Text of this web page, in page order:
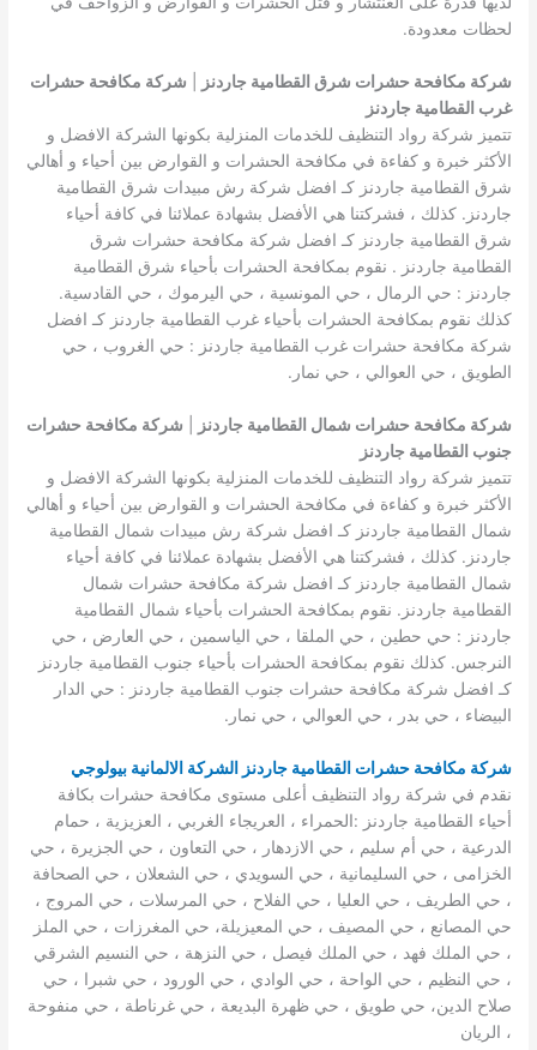
لحظات معدودة.
شركة مكافحة حشرات شرق القطامية جاردنز
شركة مكافحة حشرات
غرب القطامية جاردنز
تتميز شركة رواد التنظيف للخدمات المنزلية بكونها الشركة الافضل و
الأكثر خبرة و كفاءة في مكافحة الحشرات و القوارض بين أحياء و أهالي
شرق القطامية جاردنز كـ افضل شركة رش مبيدات شرق القطامية
جاردنز. كذلك ، فشركتنا هي الأفضل بشهادة عملائنا في كافة أحياء
شرق القطامية جاردنز كـ افضل شركة مكافحة حشرات شرق
القطامية جاردنز . نقوم بمكافحة الحشرات بأحياء شرق القطامية
جاردنز : حي الرمال ، حي المونسية ، حي اليرموك ، حي القادسية.
كذلك نقوم بمكافحة الحشرات بأحياء غرب القطامية جاردنز كـ افضل
شركة مكافحة حشرات غرب القطامية جاردنز : حي الغروب ، حي
الطويق ، حي العوالي ، حي نمار.
شركة مكافحة حشرات شمال القطامية جاردنز
شركة مكافحة حشرات
جنوب القطامية جاردنز
تتميز شركة رواد التنظيف للخدمات المنزلية بكونها الشركة الافضل و
الأكثر خبرة و كفاءة في مكافحة الحشرات و القوارض بين أحياء و أهالي
شمال القطامية جاردنز كـ افضل شركة رش مبيدات شمال القطامية
جاردنز. كذلك ، فشركتنا هي الأفضل بشهادة عملائنا في كافة أحياء
شمال القطامية جاردنز كـ افضل شركة مكافحة حشرات شمال
القطامية جاردنز. نقوم بمكافحة الحشرات بأحياء شمال القطامية
جاردنز : حي حطين ، حي الملقا ، حي الياسمين ، حي العارض ، حي
النرجس. كذلك نقوم بمكافحة الحشرات بأحياء جنوب القطامية جاردنز
كـ افضل شركة مكافحة حشرات جنوب القطامية جاردنز : حي الدار
البيضاء ، حي بدر ، حي العوالي ، حي نمار.
شركة مكافحة حشرات القطامية جاردنز الشركة الالمانية بيولوجي
نقدم في شركة رواد التنظيف أعلى مستوى مكافحة حشرات بكافة
أحياء القطامية جاردنز :الحمراء ، العريجاء الغربي ، العزيزية ، حمام
الدرعية ، حي أم سليم ، حي الازدهار ، حي التعاون ، حي الجزيرة ، حي
الخزامى ، حي السليمانية ، حي السويدي ، حي الشعلان ، حي الصحافة
، حي الطريف ، حي العليا ، حي الفلاح ، حي المرسلات ، حي المروج ،
حي المصانع ، حي المصيف ، حي المعيزيلة، حي المغرزات ، حي الملز
، حي الملك فهد ، حي الملك فيصل ، حي النزهة ، حي النسيم الشرقي
، حي النظيم ، حي الواحة ، حي الوادي ، حي الورود ، حي شبرا ، حي
صلاح الدين، حي طويق ، حي ظهرة البديعة ، حي غرناطة ، حي منفوحة
، الريان